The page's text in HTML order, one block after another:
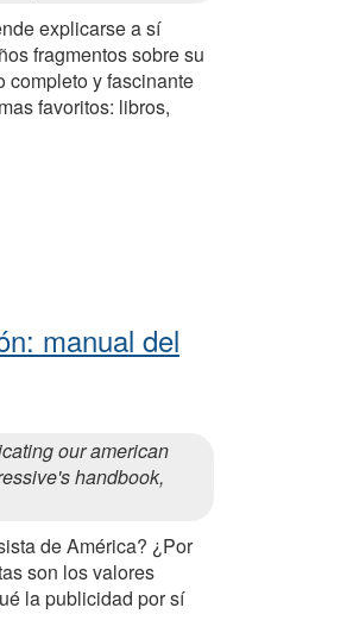
explicarse a sí
fragmentos sobre su
completo y fascinante
favoritos: libros,
manual del
our american
handbook,
de América? ¿Por
son los valores
la publicidad por sí